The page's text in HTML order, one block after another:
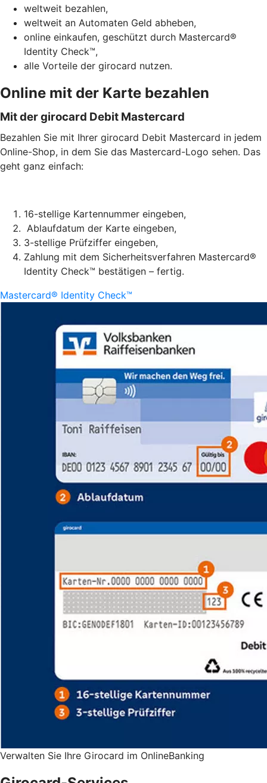
weltweit bezahlen,
weltweit an Automaten Geld abheben,
online einkaufen, geschützt durch Mastercard®
Identity Check™,
alle Vorteile der girocard nutzen.
Online mit der Karte bezahlen
Mit der girocard Debit Mastercard
Bezahlen Sie mit Ihrer girocard Debit Mastercard in jedem
Online-Shop, in dem Sie das Mastercard-Logo sehen. Das
geht ganz einfach:
16-stellige Kartennummer eingeben,
Ablaufdatum der Karte eingeben,
3-stellige Prüfziffer eingeben,
Zahlung mit dem Sicherheitsverfahren Mastercard®
Identity Check™ bestätigen – fertig.
Mastercard® Identity Check™
Verwalten Sie Ihre Girocard im OnlineBanking